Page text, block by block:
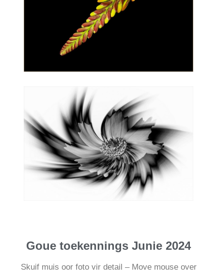
Goue toekennings Junie 2024
Skuif muis oor foto vir detail – Move mouse over